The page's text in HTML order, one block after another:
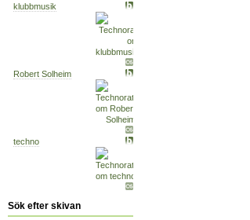
klubbmusik
Robert Solheim
techno
Sök efter skivan